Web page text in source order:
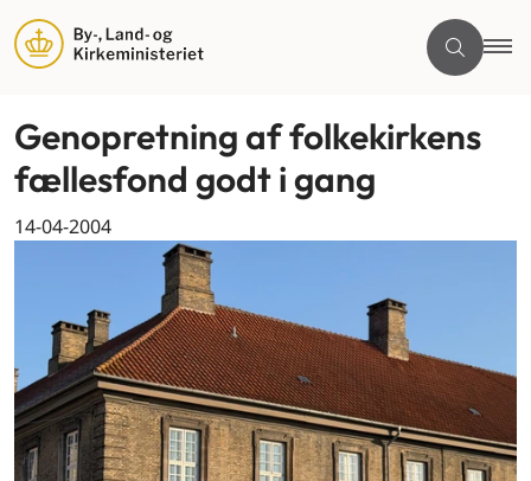
Genopretning af folkekirkens
fællesfond godt i gang
14-04-2004